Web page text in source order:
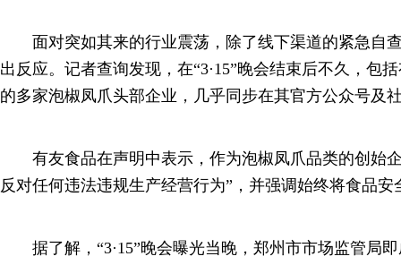
面对突如其来的行业震荡，除了线下渠道的紧急自
出反应。记者查询发现，在“3·15”晚会结束后不久，包
的多家泡椒凤爪头部企业，几乎同步在其官方公众号及
有友食品在声明中表示，作为泡椒凤爪品类的创始
反对任何违法违规生产经营行为”，并强调始终将食品
据了解，“3·15”晚会曝光当晚，郑州市市场监管局